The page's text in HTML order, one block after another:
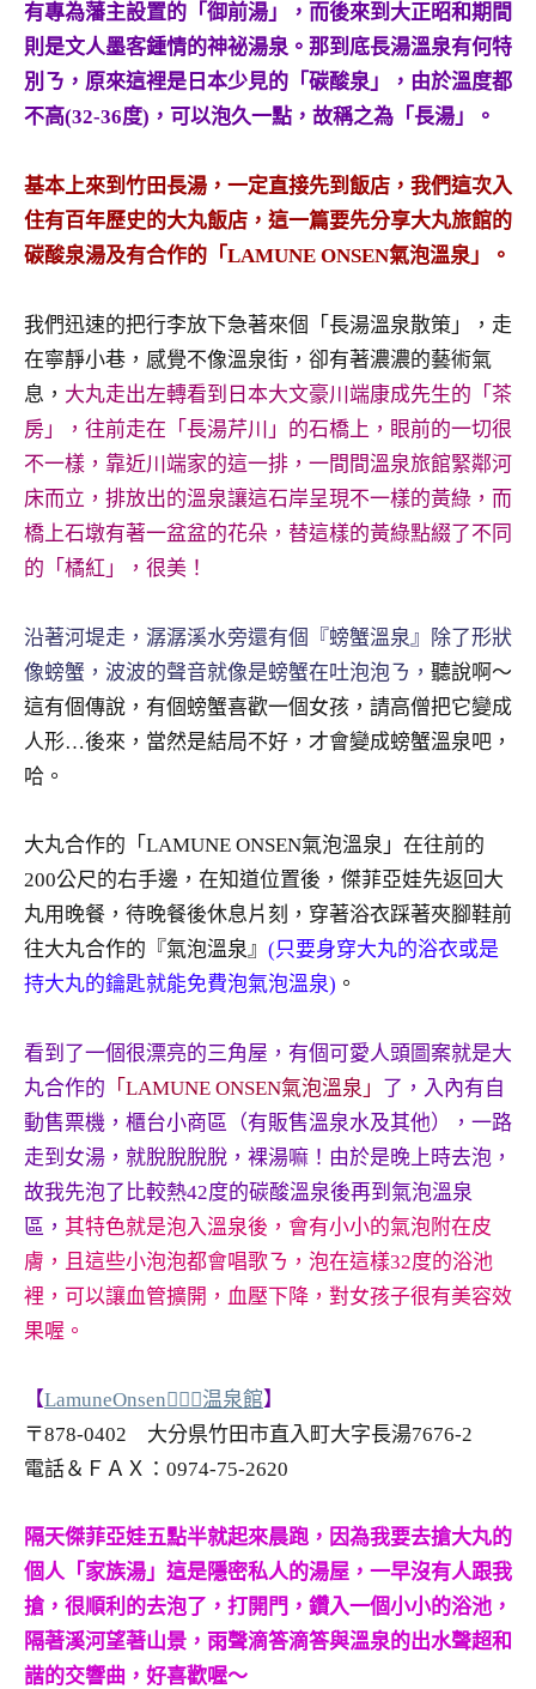
持、
吳
哥
窟
泰
旅
遊
書
各
發
表
會
活
動
主
持、
企
業
講
座、
部
及
旅
遊
雜
專
觀
光
局
合
作
達
人
對
象。
★
有專為藩主設置的「御前湯」，而後來到大正昭和期間
則是文人墨客鍾情的神祕湯泉。那到底長湯溫泉有何特
別ㄋ，原來這裡是日本少見的「碳酸泉」，由於溫度都
不高(32-36度)，可以泡久一點，故稱之為「長湯」。
基本上來到竹田長湯，一定直接先到飯店，我們這次入
住有百年歷史的大丸飯店，這一篇要先分享大丸旅館的
碳酸泉湯及有合作的「LAMUNE ONSEN氣泡溫泉」。
我們迅速的把行李放下急著來個「長湯溫泉散策」，走
在寧靜小巷，感覺不像溫泉街，卻有著濃濃的藝術氣
息， 大丸走出左轉看到日本大文豪川端康成先生的「茶
房」，往前走在「長湯芹川」的石橋上，眼前的一切很
不一樣，靠近川端家的這一排，一間間溫泉旅館緊鄰河
床而立，排放出的溫泉讓這石岸呈現不一樣的黃綠，而
橋上石墩有著一盆盆的花朵，替這樣的黃綠點綴了不同
的「橘紅」，很美！
沿著河堤走，潺潺溪水旁還有個『螃蟹溫泉』除了形狀
像螃蟹，波波的聲音就像是螃蟹在吐泡泡ㄋ， 聽說啊～
這有個傳說，有個螃蟹喜歡一個女孩，請高僧把它變成
人形…後來，當然是結局不好，才會變成螃蟹溫泉吧，
哈。
大丸合作的「LAMUNE ONSEN氣泡溫泉」在往前的
200公尺的右手邊，在知道位置後，傑菲亞娃先返回大
丸用晚餐，待晚餐後休息片刻，穿著浴衣踩著夾腳鞋前
往大丸合作的『氣泡溫泉』 (只要身穿大丸的浴衣或是
持大丸的鑰匙就能免費泡氣泡溫泉) 。
看到了一個很漂亮的三角屋，有個可愛人頭圖案就是大
丸合作的 「LAMUNE ONSEN氣泡溫泉」 了，入內有自
動售票機，櫃台小商區（有販售溫泉水及其他），一路
走到女湯，就脫脫脫脫，裸湯嘛！由於是晚上時去泡，
故我先泡了比較熱42度的碳酸溫泉後再到氣泡溫泉
區， 其特色就是泡入溫泉後，會有小小的氣泡附在皮
膚，且這些小泡泡都會唱歌ㄋ，泡在這樣32度的浴池
裡，可以讓血管擴開，血壓下降，對女孩子很有美容效
果喔。
【LamuneOnsen温泉館】
〒878-0402 大分県竹田市直入町大字長湯7676-2
電話＆ＦＡＸ：0974-75-2620
隔天傑菲亞娃五點半就起來晨跑，因為我要去搶大丸的
個人「家族湯」這是隱密私人的湯屋，一早沒有人跟我
搶，很順利的去泡了，打開門，鑽入一個小小的浴池，
隔著溪河望著山景，雨聲滴答滴答與溫泉的出水聲超和
諧的交響曲，好喜歡喔～